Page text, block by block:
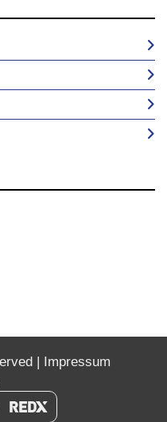
Impressum